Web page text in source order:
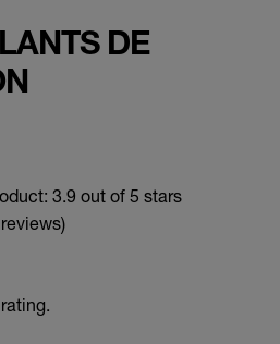
DE
3.9 out of 5 stars